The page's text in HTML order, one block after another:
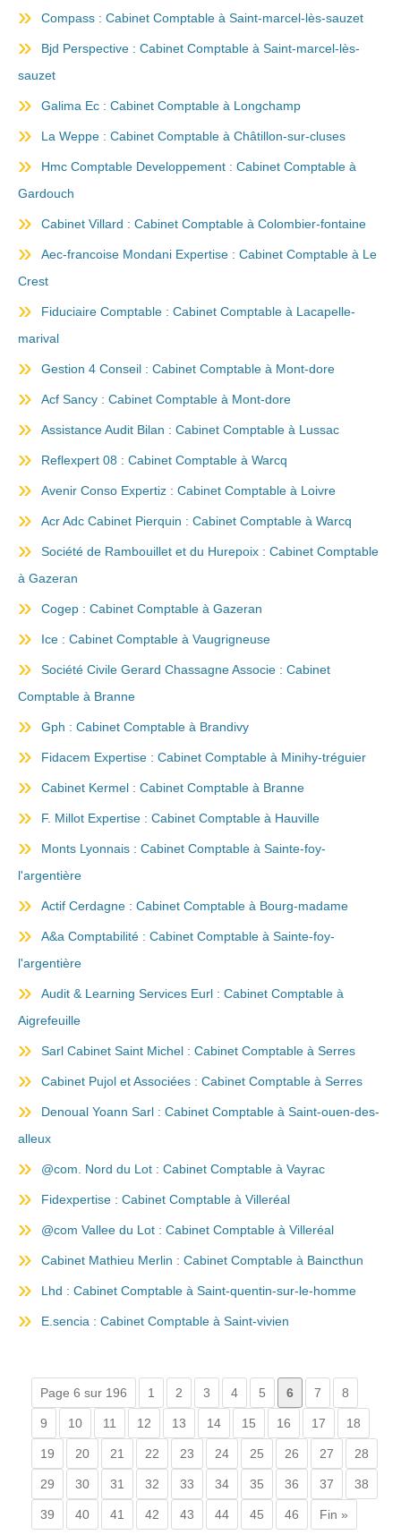
Compass : Cabinet Comptable à Saint-marcel-lès-sauzet
Bjd Perspective : Cabinet Comptable à Saint-marcel-lès-
sauzet
Galima Ec : Cabinet Comptable à Longchamp
La Weppe : Cabinet Comptable à Châtillon-sur-cluses
Hmc Comptable Developpement : Cabinet Comptable à
Gardouch
Cabinet Villard : Cabinet Comptable à Colombier-fontaine
Aec-francoise Mondani Expertise : Cabinet Comptable à Le
Crest
Fiduciaire Comptable : Cabinet Comptable à Lacapelle-
marival
Gestion 4 Conseil : Cabinet Comptable à Mont-dore
Acf Sancy : Cabinet Comptable à Mont-dore
Assistance Audit Bilan : Cabinet Comptable à Lussac
Reflexpert 08 : Cabinet Comptable à Warcq
Avenir Conso Expertiz : Cabinet Comptable à Loivre
Acr Adc Cabinet Pierquin : Cabinet Comptable à Warcq
Société de Rambouillet et du Hurepoix : Cabinet Comptable
à Gazeran
Cogep : Cabinet Comptable à Gazeran
Ice : Cabinet Comptable à Vaugrigneuse
Société Civile Gerard Chassagne Associe : Cabinet
Comptable à Branne
Gph : Cabinet Comptable à Brandivy
Fidacem Expertise : Cabinet Comptable à Minihy-tréguier
Cabinet Kermel : Cabinet Comptable à Branne
F. Millot Expertise : Cabinet Comptable à Hauville
Monts Lyonnais : Cabinet Comptable à Sainte-foy-
l'argentière
Actif Cerdagne : Cabinet Comptable à Bourg-madame
A&a Comptabilité : Cabinet Comptable à Sainte-foy-
l'argentière
Audit & Learning Services Eurl : Cabinet Comptable à
Aigrefeuille
Sarl Cabinet Saint Michel : Cabinet Comptable à Serres
Cabinet Pujol et Associées : Cabinet Comptable à Serres
Denoual Yoann Sarl : Cabinet Comptable à Saint-ouen-des-
alleux
@com. Nord du Lot : Cabinet Comptable à Vayrac
Fidexpertise : Cabinet Comptable à Villeréal
@com Vallee du Lot : Cabinet Comptable à Villeréal
Cabinet Mathieu Merlin : Cabinet Comptable à Baincthun
Lhd : Cabinet Comptable à Saint-quentin-sur-le-homme
E.sencia : Cabinet Comptable à Saint-vivien
Page 6 sur 196 1 2 3 4 5 6 7 8
9 10 11 12 13 14 15 16 17 18
19 20 21 22 23 24 25 26 27 28
29 30 31 32 33 34 35 36 37 38
39 40 41 42 43 44 45 46 Fin »